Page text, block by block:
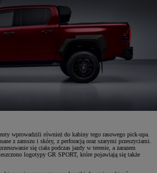
wprowadzili również do kabiny tego rasowego pick-upa.
z zamszu i skóry, z perforacją oraz szarymi przeszyciami.
się ciała podczas jazdy w terenie, a zarazem
logotypy GR SPORT, które pojawiają się także